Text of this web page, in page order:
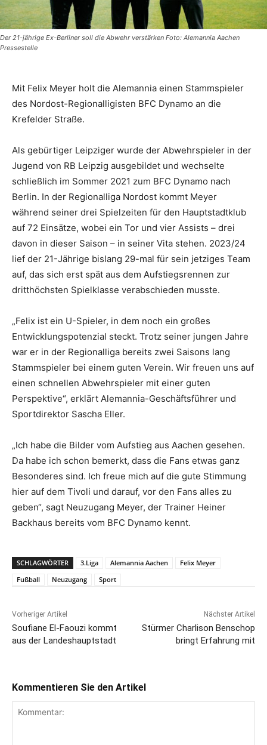
Der 21-jährige Ex-Berliner soll die Abwehr verstärken Foto: Alemannia Aachen
Pressestelle
Mit Felix Meyer holt die Alemannia einen Stammspieler
des Nordost-Regionalligisten BFC Dynamo an die
Krefelder Straße.
Als gebürtiger Leipziger wurde der Abwehrspieler in der
Jugend von RB Leipzig ausgebildet und wechselte
schließlich im Sommer 2021 zum BFC Dynamo nach
Berlin. In der Regionalliga Nordost kommt Meyer
während seiner drei Spielzeiten für den Hauptstadtklub
auf 72 Einsätze, wobei ein Tor und vier Assists – drei
davon in dieser Saison – in seiner Vita stehen. 2023/24
lief der 21-Jährige bislang 29-mal für sein jetziges Team
auf, das sich erst spät aus dem Aufstiegsrennen zur
dritthöchsten Spielklasse verabschieden musste.
„Felix ist ein U-Spieler, in dem noch ein großes
Entwicklungspotenzial steckt. Trotz seiner jungen Jahre
war er in der Regionalliga bereits zwei Saisons lang
Stammspieler bei einem guten Verein. Wir freuen uns auf
einen schnellen Abwehrspieler mit einer guten
Perspektive“, erklärt Alemannia-Geschäftsführer und
Sportdirektor Sascha Eller.
„Ich habe die Bilder vom Aufstieg aus Aachen gesehen.
Da habe ich schon bemerkt, dass die Fans etwas ganz
Besonderes sind. Ich freue mich auf die gute Stimmung
hier auf dem Tivoli und darauf, vor den Fans alles zu
geben“, sagt Neuzugang Meyer, der Trainer Heiner
Backhaus bereits vom BFC Dynamo kennt.
SCHLAGWÖRTER 3.Liga Alemannia Aachen
Felix Meyer
Fußball
Neuzugang Sport
Vorheriger Artikel
Soufiane El-Faouzi kommt
aus der Landeshauptstadt
Nächster Artikel
Stürmer Charlison Benschop
bringt Erfahrung mit
Kommentieren Sie den Artikel